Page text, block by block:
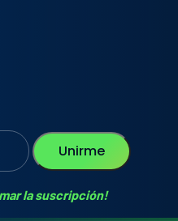
Unirme
la suscripción!